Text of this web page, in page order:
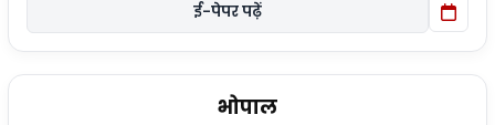
ई-पेपर पढ़ें
भोपाल